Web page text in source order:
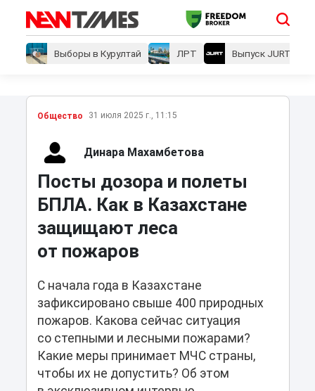
Выборы в Курултай ЛРТ Выпуск JURT
Общество 31 июля 2025 г., 11:15
Динара Махамбетова
Посты дозора и полеты
БПЛА. Как в Казахстане
защищают леса
от пожаров
С начала года в Казахстане
зафиксировано свыше 400 природных
пожаров. Какова сейчас ситуация
со степными и лесными пожарами?
Какие меры принимает МЧС страны,
чтобы их не допустить? Об этом